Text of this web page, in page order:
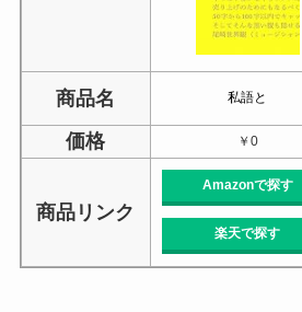
商品名 私語と
価格 ￥0
商品リンク
Amazonで探す
楽天で探す